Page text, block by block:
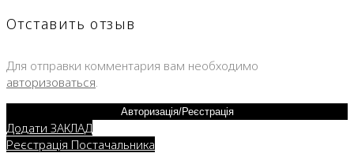
Отставить отзыв
Для отправки комментария вам необходимо
авторизоваться
Авторизація/Реєстрація
Додати ЗАКЛАД
Реєстрація Постачальника